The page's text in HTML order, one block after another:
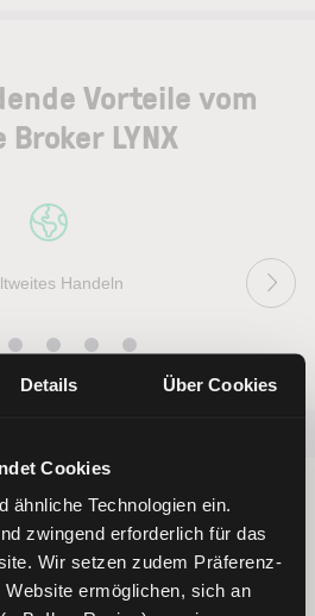
Details Über Cookies
Cookies
ähnliche Technologien ein.
zwingend erforderlich für das
Wir setzen zudem Präferenz-
ermöglichen, sich an
Vorteile vom
Broker LYNX
Handeln
– mit unseren